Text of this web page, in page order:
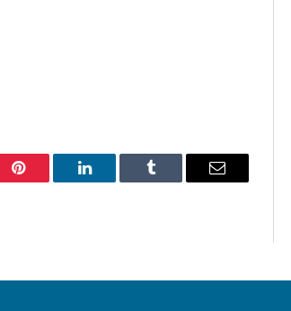
Pinterest LinkedIn Tumblr Email